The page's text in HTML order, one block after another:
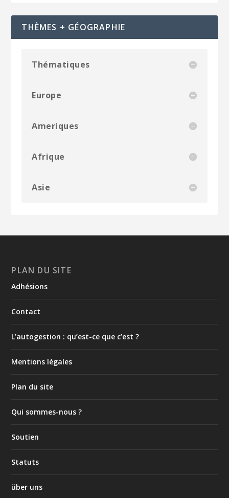
THÈMES + GÉOGRAPHIE
Thématiques
Europe
Ameriques
Afrique
Asie
PLAN DU SITE
Adhésions
Contact
L’autogestion : qu’est-ce que c’est ?
Mentions légales
Plan du site
Qui sommes-nous ?
Soutien
Statuts
über uns